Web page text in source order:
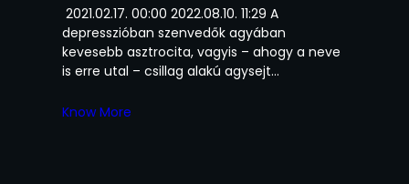
2021.02.17. 00:00 2022.08.10. 11:29 A
depresszióban szenvedők agyában
kevesebb asztrocita, vagyis – ahogy a neve
is erre utal – csillag alakú agysejt…
Know More